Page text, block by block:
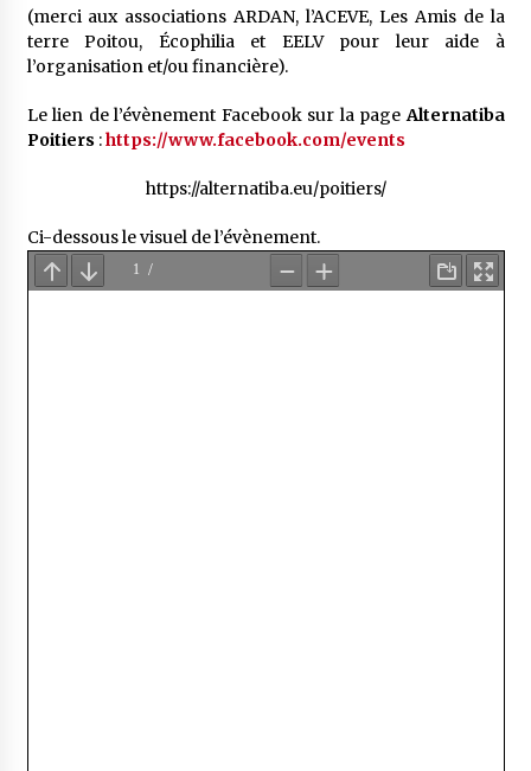
(merci aux associations ARDAN, l’ACEVE, Les Amis de la
terre Poitou, Écophilia et EELV pour leur aide à
l’organisation et/ou financière).
Le lien de l’évènement Facebook sur la pageAlternatiba
Poitiers :https://www.facebook.com/events
https://alternatiba.eu/poitiers/
Ci-dessous le visuel de l’évènement.